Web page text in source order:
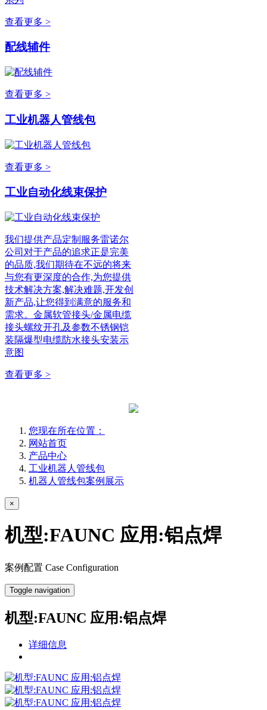
查看更多 >
配线辅件
查看更多 >
工业机器人管线包
查看更多 >
工业自动化线束保护
我们提供产品定制服务雷诺尔
公司对于产品的追求正是完美
的品质,我们期待在不远的将来
与您有更深度的合作,为您提供
技术解决方案,解决难题,开发创
新产品,让您得到满意的服务和
需求。金属软管接头/金属电缆
接头螺纹开孔及参数不锈钢铠
装隔爆型电缆防水接头安装示
意图
查看更多 >
您现在所在位置：
网站首页
产品中心
工业机器人管线包
机器人管线包案例展示
×
机型:FAUNC 应用:铝点焊
案例配置 Case Configuration
Toggle navigation
机型:FAUNC 应用:铝点焊
详细信息